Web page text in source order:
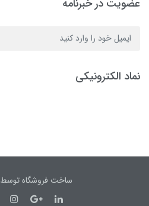
عضویت در خبرنامه
نماد الکترونیکی
ساخت فروشگاه توسط